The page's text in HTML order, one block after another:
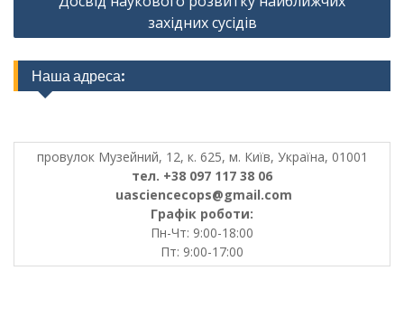
західних сусідів
Наша адреса:
провулок Музейний, 12, к. 625, м. Київ, Україна, 01001
тел. +38 097 117 38 06
uasciencecops@gmail.com
Графік роботи:
Пн-Чт: 9:00-18:00
Пт: 9:00-17:00